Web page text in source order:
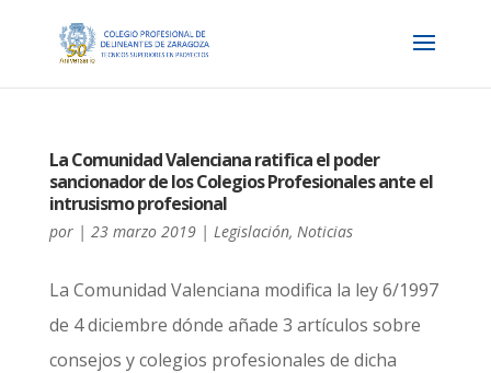
La Comunidad Valenciana ratifica el poder
sancionador de los Colegios Profesionales ante el
intrusismo profesional
por | 23 marzo 2019| Legislación, Noticias
La Comunidad Valenciana modifica la ley 6/1997
de 4 diciembre dónde añade 3 artículos sobre
consejos y colegios profesionales de dicha